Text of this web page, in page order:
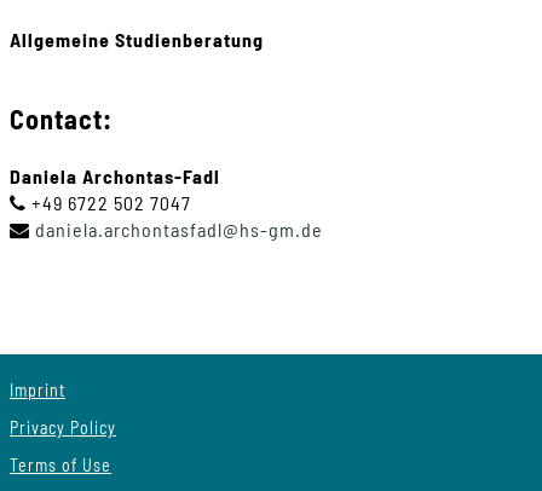
Allgemeine Studienberatung
Contact:
Daniela Archontas-Fadl
+49 6722 502 7047
daniela.archontasfadl@hs-gm.de
Imprint
Privacy Policy
Terms of Use